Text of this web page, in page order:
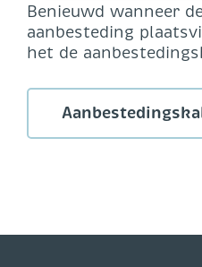
Benieuwd wanneer
aanbesteding
het de